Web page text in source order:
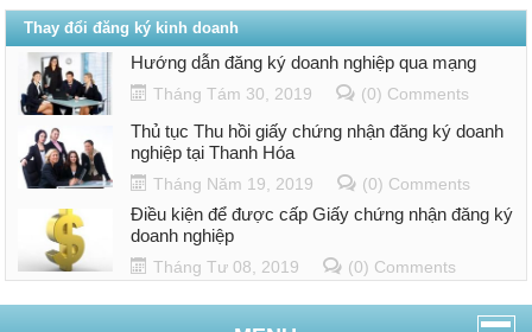
Thay đổi đăng ký kinh doanh
Hướng dẫn đăng ký doanh nghiệp qua mạng
Tháng Tám 30, 2019 (0) Comments
Thủ tục Thu hồi giấy chứng nhận đăng ký doanh
nghiệp tại Thanh Hóa
Tháng Năm 19, 2019 (0) Comments
Điều kiện để được cấp Giấy chứng nhận đăng ký
doanh nghiệp
Tháng Tư 08, 2019 (0) Comments